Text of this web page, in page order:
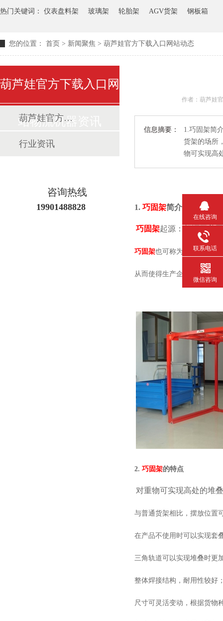
热门关键词： 仪表盘料架 玻璃架 轮胎架 AGV货架 钢板箱
您的位置： 首页 > 新闻聚焦 > 葫芦娃官方下载入口网站动态
作者：葫
信息摘要：
1.巧固架简介
货架的场所
物可实现高处
1. 巧固架简介
巧固架起源：起源于美
巧固架也可称为可移式货架
从而使得生产企业仓库的利用
2. 巧固架的特点
对重物可实现高处的堆叠存
与普通货架相比，摆放位置
在产品不使用时可以实现套叠摆
三角轨道可以实现堆叠时更加
整体焊接结构，耐用性较好
尺寸可灵活变动，根据货物种
葫芦娃官方下载入口网
站物流机器资讯
葫芦娃官方下载入口网站动态
行业资讯
咨询热线
19901488828
在线咨询
联系电话
微信咨询